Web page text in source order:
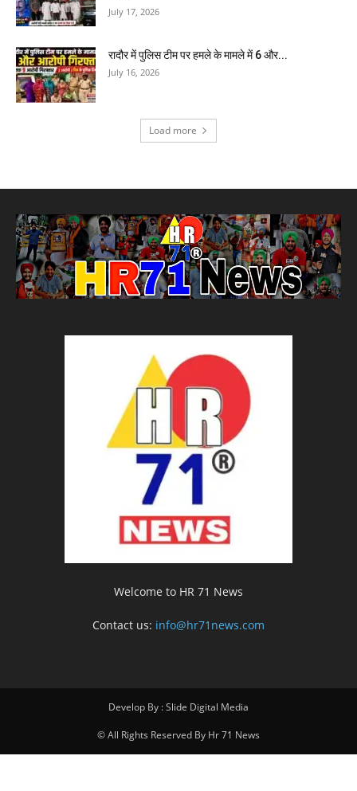
July 17, 2026
रादौर में पुलिस टीम पर हमले के मामले में 6 और...
July 16, 2026
Load more
Welcome to HR 71 News
Contact us: info@hr71news.com
Develop By : Slide Digital Media
© All Rights Reserved By Hr 71 News